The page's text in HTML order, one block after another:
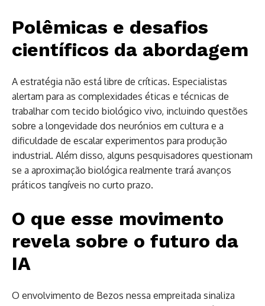
Polêmicas e desafios
científicos da abordagem
A estratégia não está libre de críticas. Especialistas
alertam para as complexidades éticas e técnicas de
trabalhar com tecido biológico vivo, incluindo questões
sobre a longevidade dos neurónios em cultura e a
dificuldade de escalar experimentos para produção
industrial. Além disso, alguns pesquisadores questionam
se a aproximação biológica realmente trará avanços
práticos tangíveis no curto prazo.
O que esse movimento
revela sobre o futuro da
IA
O envolvimento de Bezos nessa empreitada sinaliza